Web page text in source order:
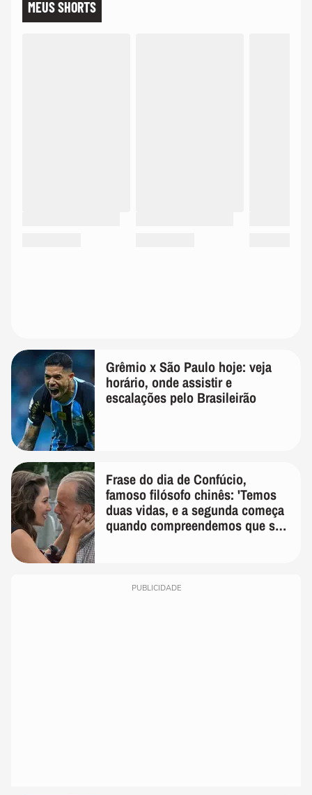
MEUS SHORTS
Grêmio x São Paulo hoje: veja
horário, onde assistir e
escalações pelo Brasileirão
Frase do dia de Confúcio,
famoso filósofo chinês: 'Temos
duas vidas, e a segunda começa
quando compreendemos que só
PUBLICIDADE